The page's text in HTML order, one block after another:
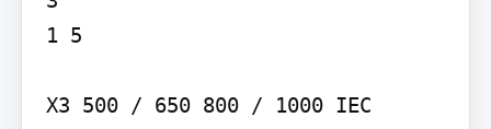
1 5
X3 500 / 650 800 / 1000 IEC